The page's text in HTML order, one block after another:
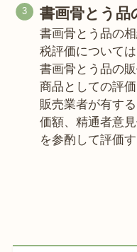
書画骨とう品
書画骨とう品の
税評価については
書画骨とう品の
商品としての評価
販売業者が有す
価額、精通者意
を参酌して評価